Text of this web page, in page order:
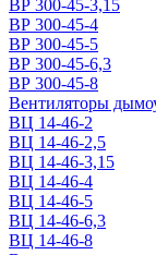
ВР 300-45-3,15
ВР 300-45-4
ВР 300-45-5
ВР 300-45-6,3
ВР 300-45-8
Вентиляторы
ВЦ 14-46-2
ВЦ 14-46-2,5
ВЦ 14-46-3,15
ВЦ 14-46-4
ВЦ 14-46-5
ВЦ 14-46-6,3
ВЦ 14-46-8